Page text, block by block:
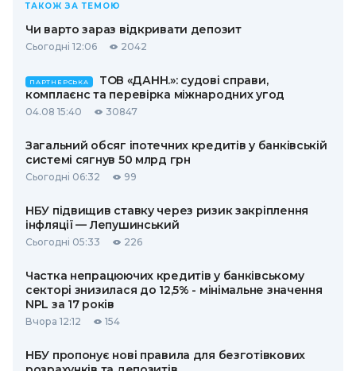
ТАКОЖ ЗА ТЕМОЮ
Чи варто зараз відкривати депозит
Сьогодні 12:06 2042
ПАРТНЕРСЬКА
ТОВ «ДАНН.»: судові справи,
комплаєнс та перевірка міжнародних угод
04.08 15:40 30847
Загальний обсяг іпотечних кредитів у банківській
системі сягнув 50 млрд грн
Сьогодні 06:32 99
НБУ підвищив ставку через ризик закріплення
інфляції — Лепушинський
Сьогодні 05:33 226
Частка непрацюючих кредитів у банківському
секторі знизилася до 12,5% - мінімальне значення
NPL за 17 років
Вчора 12:12 154
НБУ пропонує нові правила для безготівкових